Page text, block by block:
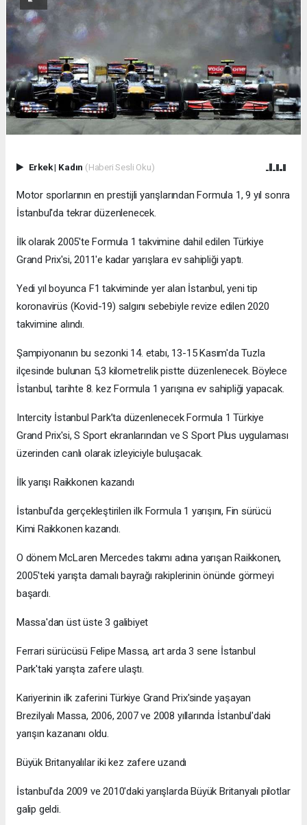
Erkek| Kadın (Haberi Sesli Oku)
Motor sporlarının en prestijli yarışlarından Formula 1, 9 yıl sonra
İstanbul'da tekrar düzenlenecek.
İlk olarak 2005'te Formula 1 takvimine dahil edilen Türkiye
Grand Prix'si, 2011'e kadar yarışlara ev sahipliği yaptı.
Yedi yıl boyunca F1 takviminde yer alan İstanbul, yeni tip
koronavirüs (Kovid-19) salgını sebebiyle revize edilen 2020
takvimine alındı.
Şampiyonanın bu sezonki 14. etabı, 13-15 Kasım'da Tuzla
ilçesinde bulunan 5,3 kilometrelik pistte düzenlenecek. Böylece
İstanbul, tarihte 8. kez Formula 1 yarışına ev sahipliği yapacak.
Intercity İstanbul Park’ta düzenlenecek Formula 1 Türkiye
Grand Prix'si, S Sport ekranlarından ve S Sport Plus uygulaması
üzerinden canlı olarak izleyiciyle buluşacak.
İlk yarışı Raikkonen kazandı
İstanbul'da gerçekleştirilen ilk Formula 1 yarışını, Fin sürücü
Kimi Raikkonen kazandı.
O dönem McLaren Mercedes takımı adına yarışan Raikkonen,
2005'teki yarışta damalı bayrağı rakiplerinin önünde görmeyi
başardı.
Massa'dan üst üste 3 galibiyet
Ferrari sürücüsü Felipe Massa, art arda 3 sene İstanbul
Park'taki yarışta zafere ulaştı.
Kariyerinin ilk zaferini Türkiye Grand Prix'sinde yaşayan
Brezilyalı Massa, 2006, 2007 ve 2008 yıllarında İstanbul'daki
yarışın kazananı oldu.
Büyük Britanyalılar iki kez zafere uzandı
İstanbul'da 2009 ve 2010'daki yarışlarda Büyük Britanyalı pilotlar
galip geldi.